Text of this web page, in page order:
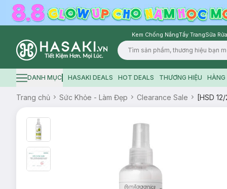
Kem Chống NắngTẩy TrangSữa
Logo
Hamburger icon
DANH MỤC HASAKI DEALS HOT DEALS THƯƠNG HIỆU HÀNG
Trang chủ Sức Khỏe - Làm Đẹp Clearance Sale [HSD